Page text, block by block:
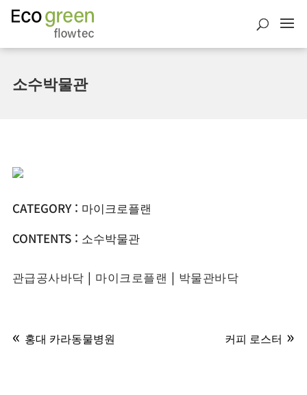
소수박물관
CATEGORY : 마이크로플랜
CONTENTS : 소수박물관
관급공사바닥 | 마이크로플랜 | 박물관바닥
커피 로스터
홍대 카라동물병원